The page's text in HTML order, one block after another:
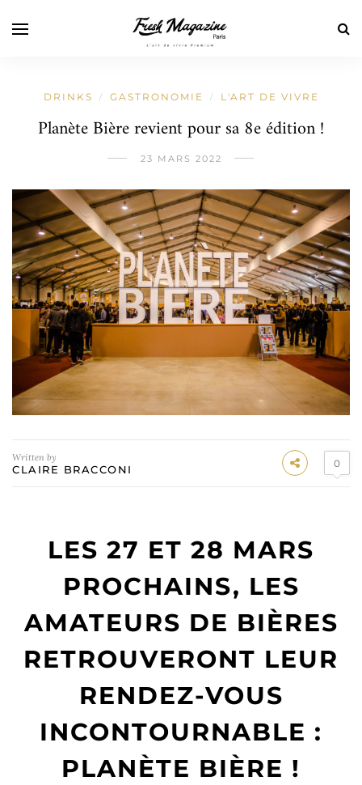
DRINKS / GASTRONOMIE / L'ART DE VIVRE
Planète Bière revient pour sa 8e édition !
23 MARS 2022
Written by
CLAIRE BRACCONI 0
LES 27 ET 28 MARS
PROCHAINS, LES
AMATEURS DE BIÈRES
RETROUVERONT LEUR
RENDEZ-VOUS
INCONTOURNABLE :
PLANÈTE BIÈRE !